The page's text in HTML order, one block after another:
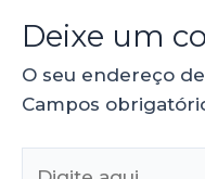
Deixe um
O seu endereço
Campos